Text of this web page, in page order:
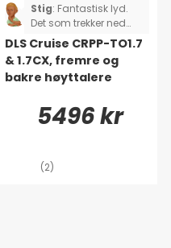
Stig: Fantastisk lyd.
Det som trekker ned
karakteren er at settet
ikke var komplett. To
adapterkabler
manglet, så jeg måtte
stedet for å bare
plugge inn og spille.
DLS Cruise CRPP-TO1.7
& 1.7CX, fremre og
bakre høyttalere
5496 kr
(2)